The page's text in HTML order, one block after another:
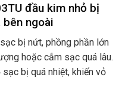
đầu kim nhỏ bị
bên ngoài
bị nứt, phồng phần lớn
hoặc cắm sạc quá lâu.
bị quá nhiệt, khiến vỏ